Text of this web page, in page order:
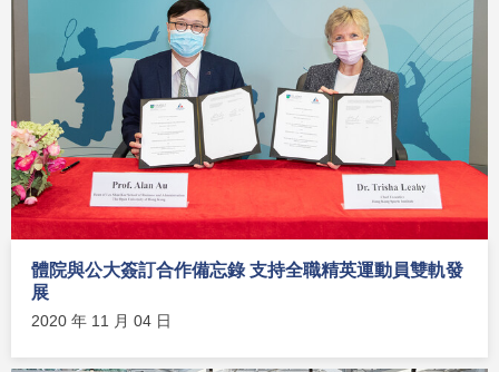
體院與公大簽訂合作備忘錄 支持全職精英運動員雙軌發
展
2020 年 11 月 04 日